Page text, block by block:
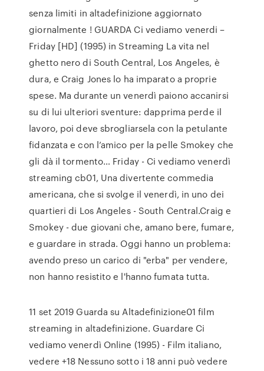
senza limiti in altadefinizione aggiornato
giornalmente ! GUARDA Ci vediamo venerdi –
Friday [HD] (1995) in Streaming La vita nel
ghetto nero di South Central, Los Angeles, è
dura, e Craig Jones lo ha imparato a proprie
spese. Ma durante un venerdì paiono accanirsi
su di lui ulteriori sventure: dapprima perde il
lavoro, poi deve sbrogliarsela con la petulante
fidanzata e con l’amico per la pelle Smokey che
gli dà il tormento… Friday - Ci vediamo venerdì
streaming cb01, Una divertente commedia
americana, che si svolge il venerdì, in uno dei
quartieri di Los Angeles - South Central.Craig e
Smokey - due giovani che, amano bere, fumare,
e guardare in strada. Oggi hanno un problema:
avendo preso un carico di "erba" per vendere,
non hanno resistito e l'hanno fumata tutta.
11 set 2019 Guarda su Altadefinizione01 film
streaming in altadefinizione. Guardare Ci
vediamo venerdì Online (1995) - Film italiano,
vedere +18 Nessuno sotto i 18 anni può vedere